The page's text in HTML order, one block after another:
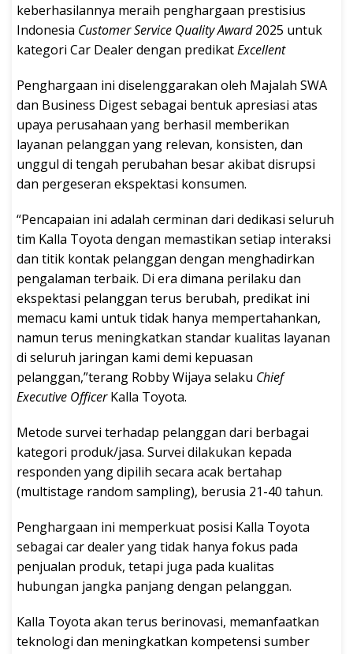
keberhasilannya meraih penghargaan prestisius
Indonesia Customer Service Quality Award2025 untuk
kategori Car Dealer dengan predikatExcellent
Penghargaan ini diselenggarakan oleh Majalah SWA
dan Business Digest sebagai bentuk apresiasi atas
upaya perusahaan yang berhasil memberikan
layanan pelanggan yang relevan, konsisten, dan
unggul di tengah perubahan besar akibat disrupsi
dan pergeseran ekspektasi konsumen.
“Pencapaian ini adalah cerminan dari dedikasi seluruh
tim Kalla Toyota dengan memastikan setiap interaksi
dan titik kontak pelanggan dengan menghadirkan
pengalaman terbaik. Di era dimana perilaku dan
ekspektasi pelanggan terus berubah, predikat ini
memacu kami untuk tidak hanya mempertahankan,
namun terus meningkatkan standar kualitas layanan
di seluruh jaringan kami demi kepuasan
pelanggan,”terang Robby Wijaya selaku Chief
Executive OfficerKalla Toyota.
Metode survei terhadap pelanggan dari berbagai
kategori produk/jasa. Survei dilakukan kepada
responden yang dipilih secara acak bertahap
(multistage random sampling), berusia 21-40 tahun.
Penghargaan ini memperkuat posisi Kalla Toyota
sebagai car dealer yang tidak hanya fokus pada
penjualan produk, tetapi juga pada kualitas
hubungan jangka panjang dengan pelanggan.
Kalla Toyota akan terus berinovasi, memanfaatkan
teknologi dan meningkatkan kompetensi sumber